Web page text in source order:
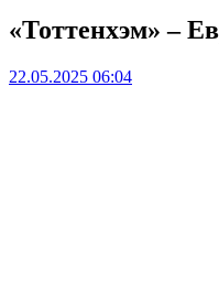
«Тоттенхэм» –
22.05.2025 06:04